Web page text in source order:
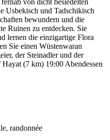
Usbekisch und Tadschikisch
bewundern und die
Ruinen zu entdecken. Sie
lernen die einzigartige Flora
Sie einen Wüstenwaran
der Steinadler und der
(7 km) 19:00 Abendessen